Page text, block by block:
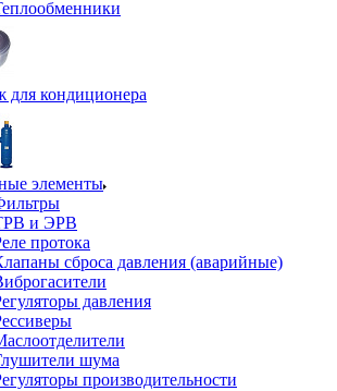
для кондиционера
элементы
и ЭРВ
протока
сброса давления (аварийные)
давления
шума
производительности